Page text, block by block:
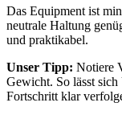
Das Equipment ist
neutrale Haltung
und praktikabel.
Unser Tipp: Notiere
Gewicht. So lässt sich
Fortschritt klar